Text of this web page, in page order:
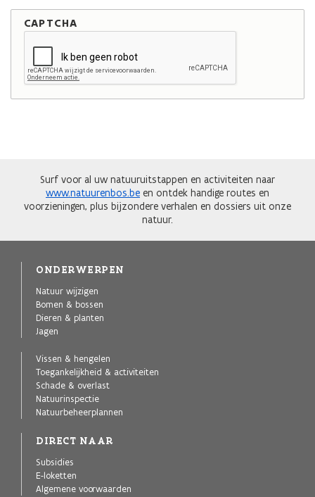
CAPTCHA
Surf voor al uw natuuruitstappen en activiteiten naar
www.natuurenbos.be en ontdek handige routes en
voorzieningen, plus bijzondere verhalen en dossiers uit onze
natuur.
ONDERWERPEN
Natuur wijzigen
Bomen & bossen
Dieren & planten
Jagen
Vissen & hengelen
Toegankelijkheid & activiteiten
Schade & overlast
Natuurinspectie
Natuurbeheerplannen
DIRECT NAAR
Subsidies
E-loketten
Algemene voorwaarden